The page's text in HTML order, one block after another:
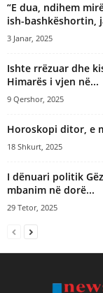
“E dua, ndihem
ish-bashkëshortin,
3 Janar, 2025
Ishte rrëzuar dhe
Himarës i vjen në...
9 Qershor, 2025
Horoskopi ditor, e
18 Shkurt, 2025
I dënuari politik
mbanim në dorë...
29 Tetor, 2025